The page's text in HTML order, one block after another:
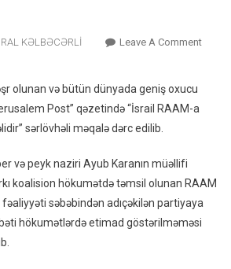
KƏLBƏCƏRLİ Leave A CommentOn
Daxili
olunan və bütün dünyada geniş oxucu
Post” qəzetində “İsrail RAAM-a
sərlövhəli məqalə dərc edilib.
və peyk naziri Ayub Karanın müəllifi
koalision hökumətdə təmsil olunan RAAM
səbəbindən adıçəkilən partiyaya
hökumətlərdə etimad göstərilməməsi